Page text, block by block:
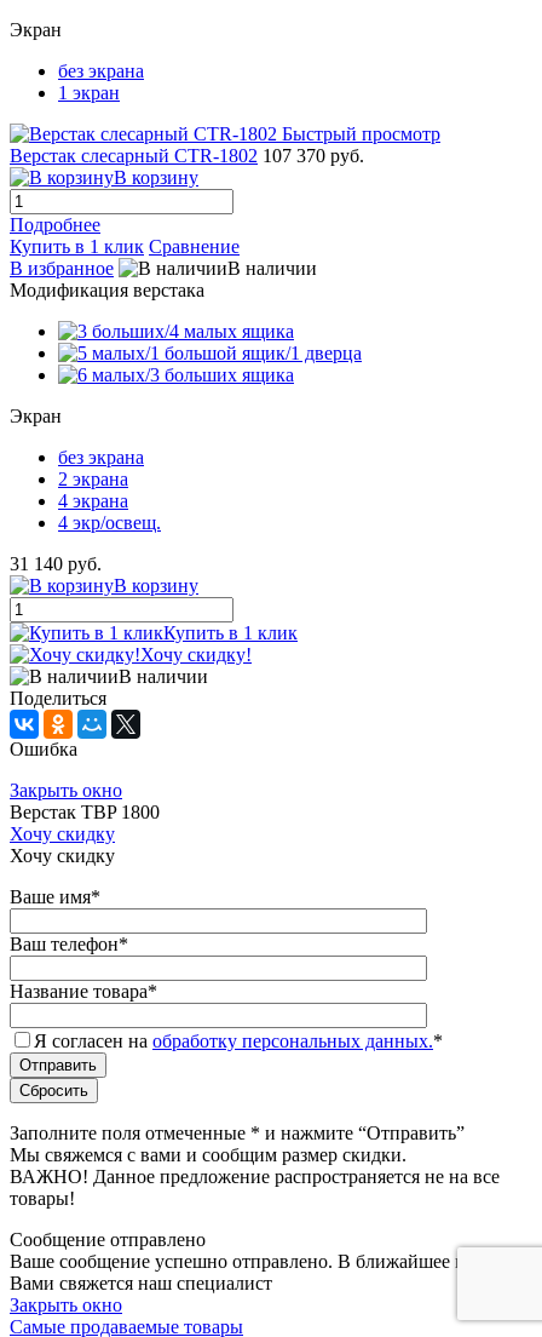
Экран
без экрана
1 экран
Быстрый просмотр
Верстак слесарный CTR-1802 107 370 руб.
В корзину
Подробнее
Купить в 1 клик Сравнение
В избранное
В наличии
Модификация верстака
Экран
без экрана
2 экрана
4 экрана
4 экр/освещ.
31 140 руб.
В корзину
Купить в 1 клик
Хочу скидку!
В наличии
Поделиться
Ошибка
Закрыть окно
Верстак TBP 1800
Хочу скидку
Хочу скидку
Ваше имя*
Ваш телефон*
Название товара*
Я согласен на обработку персональных данных.*
Заполните поля отмеченные * и нажмите “Отправить”
Мы свяжемся с вами и сообщим размер скидки.
ВАЖНО! Данное предложение распространяется не на все
товары!
Сообщение отправлено
Ваше сообщение успешно отправлено. В ближайшее время с
Вами свяжется наш специалист
Закрыть окно
Самые продаваемые товары